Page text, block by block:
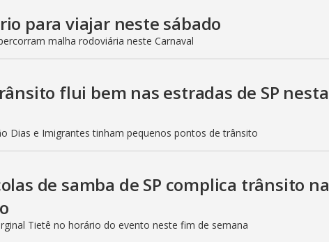
para viajar neste sábado
malha rodoviária neste Carnaval
flui bem nas estradas de SP nesta
Dias e Imigrantes tinham pequenos pontos de trânsito
de samba de SP complica trânsito na
Tietê no horário do evento neste fim de semana